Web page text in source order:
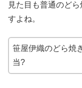
見た目も普通のど
すよね。
笹屋伊織のどら焼
当?